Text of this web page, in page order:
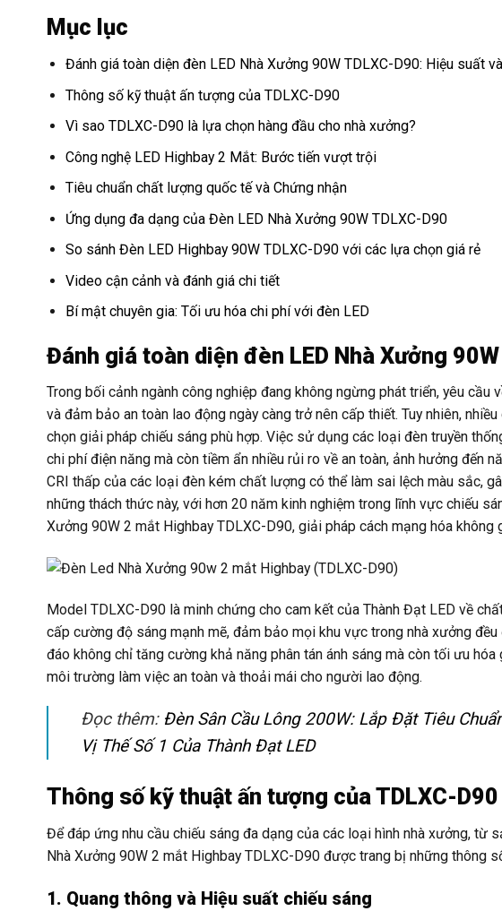
Mục lục
Đánh giá toàn diện đèn LED Nhà Xưởng 90W TDLXC-D90: Hiệu suất
Thông số kỹ thuật ấn tượng của TDLXC-D90
Vì sao TDLXC-D90 là lựa chọn hàng đầu cho nhà xưởng?
Công nghệ LED Highbay 2 Mắt: Bước tiến vượt trội
Tiêu chuẩn chất lượng quốc tế và Chứng nhận
Ứng dụng đa dạng của Đèn LED Nhà Xưởng 90W TDLXC-D90
So sánh Đèn LED Highbay 90W TDLXC-D90 với các lựa chọn giá rẻ
Video cận cảnh và đánh giá chi tiết
Bí mật chuyên gia: Tối ưu hóa chi phí với đèn LED
Đánh giá toàn diện đèn LED Nhà Xưởng
Trong bối cảnh ngành công nghiệp đang không ngừng phát triển, yêu
và đảm bảo an toàn lao động ngày càng trở nên cấp thiết. Tuy nhiên,
chọn giải pháp chiếu sáng phù hợp. Việc sử dụng các loại đèn truyền
chi phí điện năng mà còn tiềm ẩn nhiều rủi ro về an toàn, ảnh hưởng đến
CRI thấp của các loại đèn kém chất lượng có thể làm sai lệch màu sắc,
những thách thức này, với hơn 20 năm kinh nghiệm trong lĩnh vực chiếu
Xưởng 90W 2 mắt Highbay TDLXC-D90, giải pháp cách mạng hóa không
Model TDLXC-D90 là minh chứng cho cam kết của Thành Đạt LED về
cấp cường độ sáng mạnh mẽ, đảm bảo mọi khu vực trong nhà xưởng
đáo không chỉ tăng cường khả năng phân tán ánh sáng mà còn tối ưu
môi trường làm việc an toàn và thoải mái cho người lao động.
Đọc thêm: Đèn Sân Cầu Lông 200W: Lắp Đặt Tiêu
Vị Thế Số 1 Của Thành Đạt LED
Thông số kỹ thuật ấn tượng của TDLXC-D90
Để đáp ứng nhu cầu chiếu sáng đa dạng của các loại hình nhà xưởng, từ
Nhà Xưởng 90W 2 mắt Highbay TDLXC-D90 được trang bị những thông
1. Quang thông và Hiệu suất chiếu sáng